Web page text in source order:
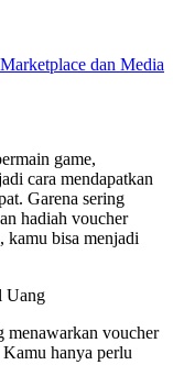
dan Media
game,
cara mendapatkan
Garena sering
hadiah voucher
kamu bisa menjadi
Uang
menawarkan voucher
Kamu hanya perlu